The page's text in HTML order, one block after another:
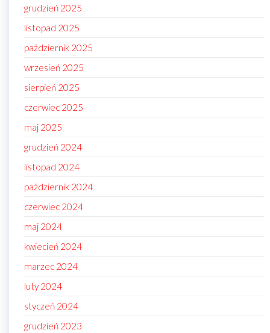
grudzień 2025
listopad 2025
październik 2025
wrzesień 2025
sierpień 2025
czerwiec 2025
maj 2025
grudzień 2024
listopad 2024
październik 2024
czerwiec 2024
maj 2024
kwiecień 2024
marzec 2024
luty 2024
styczeń 2024
grudzień 2023